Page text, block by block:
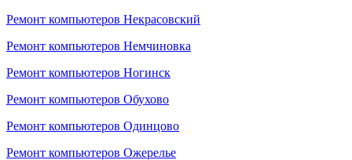
Ремонт компьютеров Некрасовский
Ремонт компьютеров Немчиновка
Ремонт компьютеров Ногинск
Ремонт компьютеров Обухово
Ремонт компьютеров Одинцово
Ремонт компьютеров Ожерелье